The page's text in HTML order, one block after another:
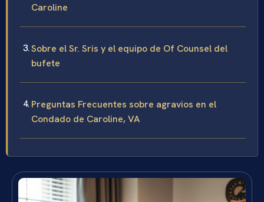
Caroline
Sobre el Sr. Sris y el equipo de Of Counsel del
bufete
Preguntas Frecuentes sobre agravios en el
Condado de Caroline, VA